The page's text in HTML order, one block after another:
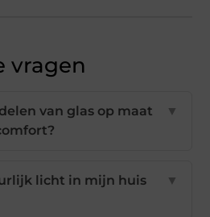
vragen
van glas op maat
▼
licht in mijn huis
▼